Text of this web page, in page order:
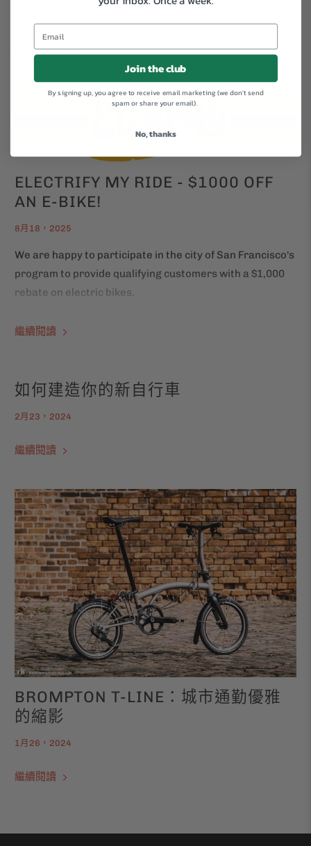
也在訊息中
ELECTRIFY MY RIDE - $1000 OFF
AN E-BIKE!
8月18，2025
We are happy to participate in the city of San Francisco's
program to provide qualifying customers with a $1,000
rebate on electric bikes.
繼續閱讀
如何建造你的新自行車
2月23，2024
繼續閱讀
BROMPTON T-LINE：城市通勤優雅
的縮影
1月26，2024
繼續閱讀
Join the club
By signing up, you agree to receive email marketing (we don't send
spam or share your email).
No, thanks